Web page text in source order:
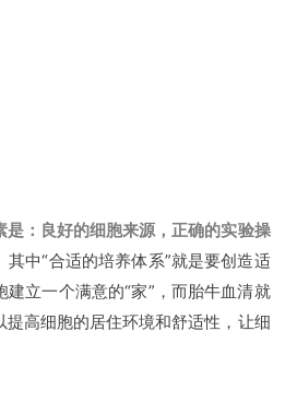
是：良好的细胞来源，正确的实验操
其中“合适的培养体系”就是要创造适
立一个满意的“家”，而胎牛血清就
高细胞的居住环境和舒适性，让细